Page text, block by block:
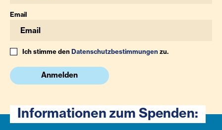
Email
Ich stimme denDatenschutzbestimmungenzu.
Anmelden
Informationen zum Spenden: